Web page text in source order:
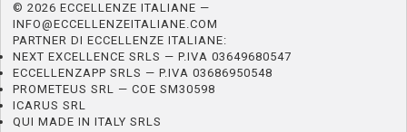
© 2026 ECCELLENZE ITALIANE —
INFO@ECCELLENZEITALIANE.COM
PARTNER DI ECCELLENZE ITALIANE:
NEXT EXCELLENCE SRLS — P.IVA 03649680547
ECCELLENZAPP SRLS — P.IVA 03686950548
PROMETEUS SRL — COE SM30598
ICARUS SRL
QUI MADE IN ITALY SRLS